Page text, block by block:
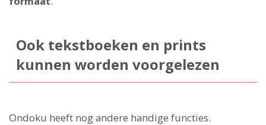
Ook tekstboeken en prints
kunnen worden voorgelezen
Ondoku heeft nog andere handige functies.